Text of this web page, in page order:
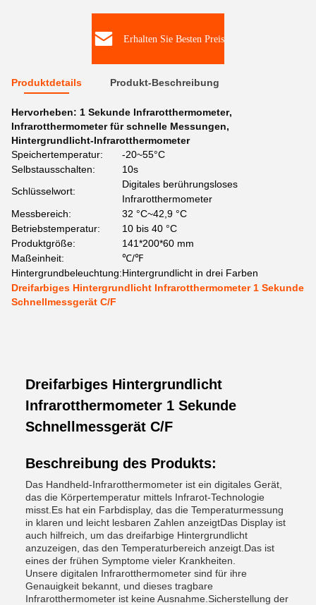
Erhalten Sie Besten Preis
Produktdetails Produkt-Beschreibung
Hervorheben: 1 Sekunde Infrarotthermometer,
Infrarotthermometer für schnelle Messungen,
Hintergrundlicht-Infrarotthermometer
Speichertemperatur:
-20~55°C
Selbstausschalten:
10s
Schlüsselwort:
Digitales berührungsloses
Infrarotthermometer
Messbereich:
32 °C~42,9 °C
Betriebstemperatur:
10 bis 40 °C
Produktgröße:
141*200*60 mm
Maßeinheit:
℃/℉
Hintergrundbeleuchtung:Hintergrundlicht in drei Farben
Dreifarbiges Hintergrundlicht Infrarotthermometer 1 Sekunde
Schnellmessgerät C/F
Dreifarbiges Hintergrundlicht
Infrarotthermometer 1 Sekunde
Schnellmessgerät C/F
Beschreibung des Produkts:
Das Handheld-Infrarotthermometer ist ein digitales Gerät,
das die Körpertemperatur mittels Infrarot-Technologie
misst.Es hat ein Farbdisplay, das die Temperaturmessung
in klaren und leicht lesbaren Zahlen anzeigtDas Display ist
auch hilfreich, um das dreifarbige Hintergrundlicht
anzuzeigen, das den Temperaturbereich anzeigt.Das ist
eines der frühen Symptome vieler Krankheiten.
Unsere digitalen Infrarotthermometer sind für ihre
Genauigkeit bekannt, und dieses tragbare
Infrarotthermometer ist keine Ausnahme.Sicherstellung der